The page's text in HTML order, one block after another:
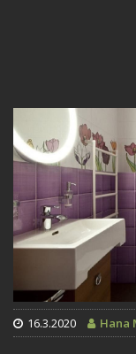
16.3.2020 Hana